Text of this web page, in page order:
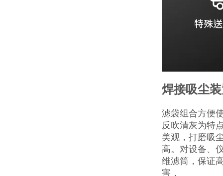
焊接吸尘
滤袋组合方便
反吹清灰为特
美观，打磨吸
高。对设备、
维滤筒，保证
害，